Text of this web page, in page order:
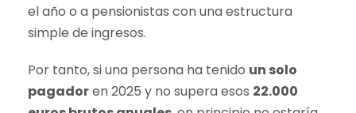
el año o a pensionistas con una estructura
simple de ingresos.
Por tanto, si una persona ha tenido un solo
pagadoren 2025 y no supera esos 22.000